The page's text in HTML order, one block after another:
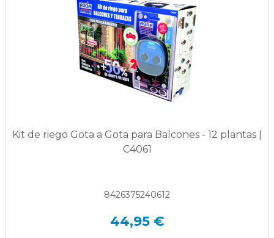
Kit de riego Gota a Gota para Balcones - 12 plantas |
C4061
8426375240612
44,95 €